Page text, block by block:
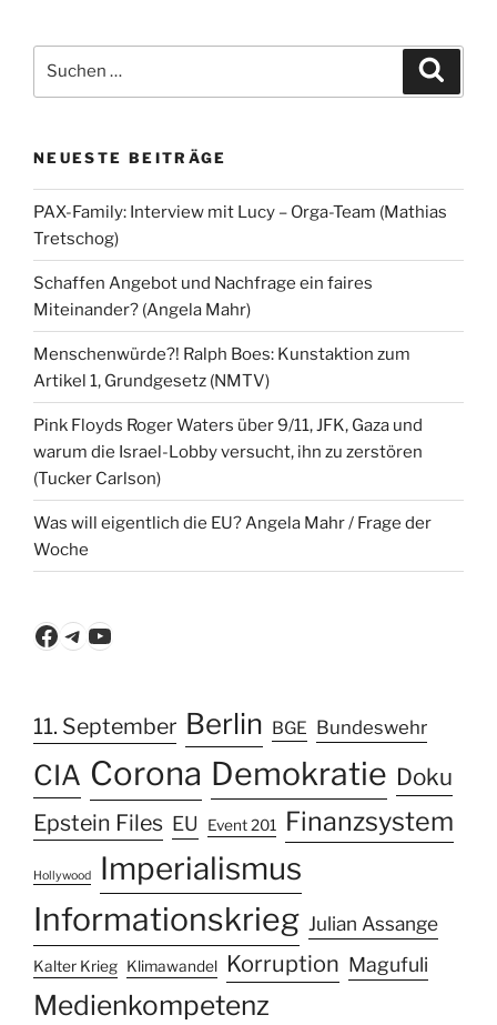
nach:
NEUESTE BEITRÄGE
PAX-Family: Interview mit Lucy – Orga-Team (Mathias
Tretschog)
Schaffen Angebot und Nachfrage ein faires
Miteinander? (Angela Mahr)
Menschenwürde?! Ralph Boes: Kunstaktion zum
Artikel 1, Grundgesetz (NMTV)
Pink Floyds Roger Waters über 9/11, JFK, Gaza und
warum die Israel-Lobby versucht, ihn zu zerstören
(Tucker Carlson)
Was will eigentlich die EU? Angela Mahr / Frage der
Woche
Facebook
Telegram
YouTube
11. September Berlin BGE Bundeswehr
CIA Corona Demokratie Doku
Epstein Files EU Event 201 Finanzsystem
Hollywood
Imperialismus
Informationskrieg Julian Assange
Kalter Krieg Klimawandel Korruption Magufuli
Medienkompetenz